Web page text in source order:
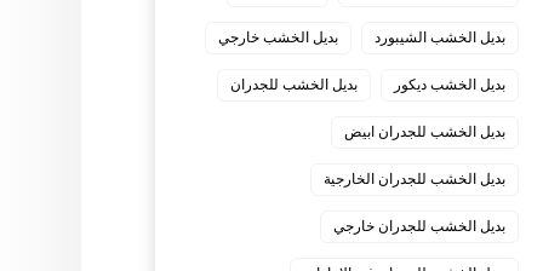
بديل الخشب الشيبورد بديل الخشب خارجي
بديل الخشب ديكور بديل الخشب للجدران
بديل الخشب للجدران ابيض
بديل الخشب للجدران الخارجية
بديل الخشب للجدران خارجي